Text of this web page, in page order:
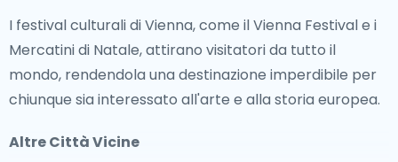
Fuori dai Sentieri Battuti
Per i viaggiatori in cerca di esperienze uniche,
l'Ungheria offre molti tesori nascosti.Il suggestivo
dell'UNESCO, mostra la vita e l'architettura tradizionali
I festival culturali di Vienna, come il Vienna Festival e i
Mercatini di Natale, attirano visitatori da tutto il
mondo, rendendola una destinazione imperdibile per
chiunque sia interessato all'arte e alla storia europea.
Altre Città Vicine